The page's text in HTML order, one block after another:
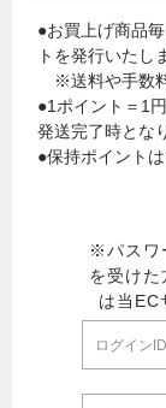
●お買上げ商品
トを発行いたし
※送料や手数料
●1ポイント＝1
発送完了時とな
●保持ポイント